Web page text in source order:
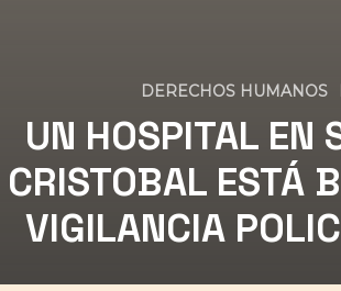
DERECHOS HUMANOS
UN HOSPITAL EN
CRISTOBAL ESTÁ
VIGILANCIA